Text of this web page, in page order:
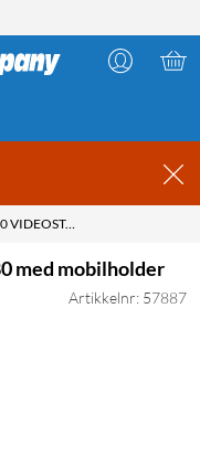
SMALLRIG 3760 VIDEOSTATIV CT180 MED MOBILHOLDER
med mobilholder
Artikkelnr: 57887